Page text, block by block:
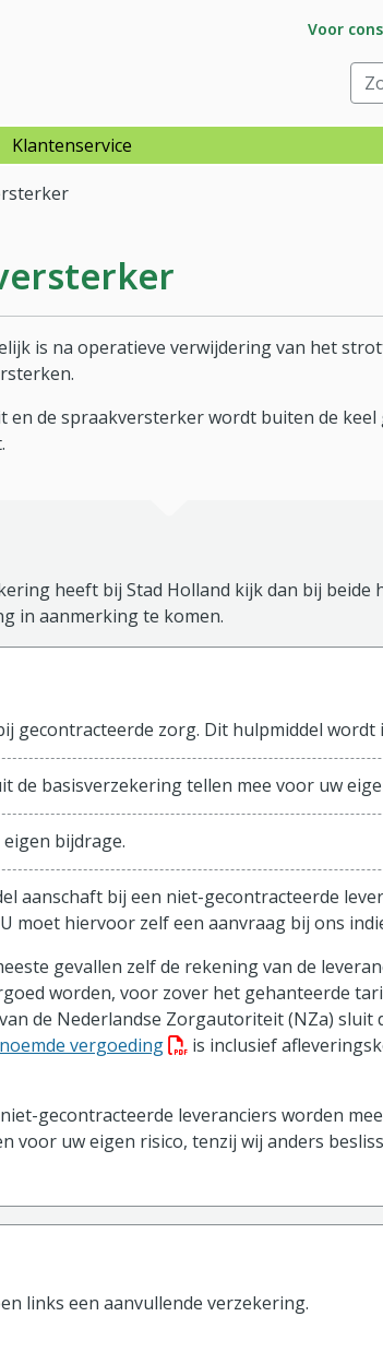
Ga naar
Voor
Klantenservice
is na operatieve verwijdering van het
en de spraakversterker wordt buiten de
heeft bij Stad Holland kijk dan bij
in aanmerking te komen.
gecontracteerde zorg. Dit hulpmiddel wordt
de basisverzekering tellen mee voor uw
bijdrage.
aanschaft bij een niet-gecontracteerde
moet hiervoor zelf een aanvraag bij ons
gevallen zelf de rekening van de
worden, voor zover het gehanteerde
de Nederlandse Zorgautoriteit (NZa) sluit
vergoeding(PDF bestand, download
is inclusief
gecontracteerde leveranciers worden
voor uw eigen risico, tenzij wij anders
links een aanvullende verzekering.